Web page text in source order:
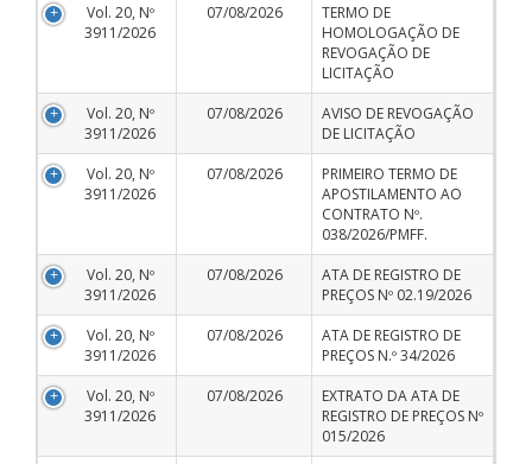
Vol. 20, Nº
3911/2026
07/08/2026
TERMO DE
HOMOLOGAÇÃO DE
REVOGAÇÃO DE
LICITAÇÃO
Vol. 20, Nº
3911/2026
07/08/2026
AVISO DE REVOGAÇÃO
DE LICITAÇÃO
Vol. 20, Nº
3911/2026
07/08/2026
PRIMEIRO TERMO DE
APOSTILAMENTO AO
CONTRATO Nº.
038/2026/PMFF.
Vol. 20, Nº
3911/2026
07/08/2026
ATA DE REGISTRO DE
PREÇOS Nº 02.19/2026
Vol. 20, Nº
3911/2026
07/08/2026
ATA DE REGISTRO DE
PREÇOS N.º 34/2026
Vol. 20, Nº
3911/2026
07/08/2026
EXTRATO DA ATA DE
REGISTRO DE PREÇOS Nº
015/2026